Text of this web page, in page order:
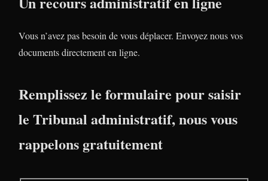
Vous n’avez pas besoin de vous déplacer. Envoyez nous vos
documents directement en ligne.
Remplissez le formulaire pour saisir
le Tribunal administratif, nous vous
rappelons gratuitement